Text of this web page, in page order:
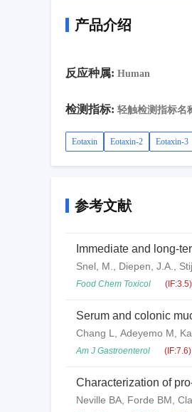
产品介绍
反应种属: Human
检测指标: 轻触检测指标名
Eotaxin Eotaxin-2 Eotaxin-3
参考文献
Immediate and long-
patients
Snel, M., Diepen, J.A.,
Food Chem Toxicol (IF:3.5)
Serum and colonic
Chang L, Adeyemo M,
Am J Gastroenterol (IF:7.6)
Characterization of
Neville BA, Forde BM,